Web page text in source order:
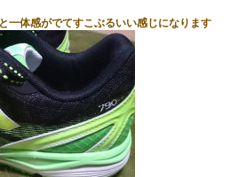
一体感がでてすこぶるいい感じになります